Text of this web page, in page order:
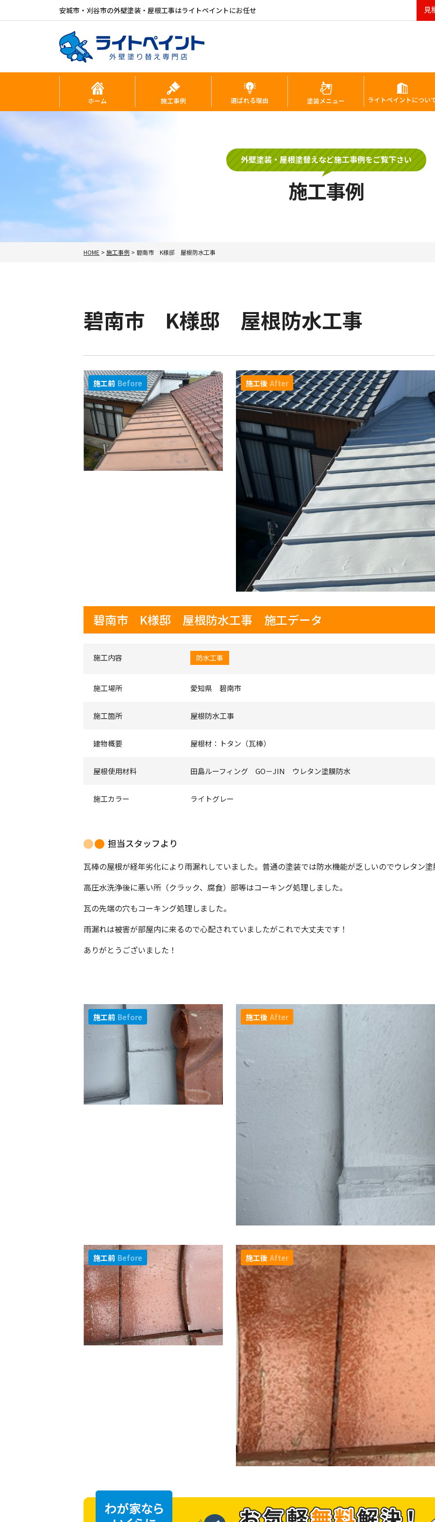
安城市・刈谷市の外壁塗装・屋根工事はライトペイントにお任せ 見
ホーム 施工事例 選ばれる理由 塗装メニュー ライトペイントについ
施工事例
外壁塗装・屋根塗替えなど施工事例をご覧下さい
HOME > 施工事例 > 碧南市 K様邸 屋根防水工事
碧南市 K様邸 屋根防水工事
施工後 After
施工前 Before
碧南市 K様邸 屋根防水工事 施工データ
施工内容 防水工事
施工場所 愛知県 碧南市
施工箇所 屋根防水工事
建物概要 屋根材：トタン（瓦棒）
屋根使用材料 田島ルーフィング GO－JIN ウレタン塗膜防水
施工カラー ライトグレー
担当スタッフより
瓦棒の屋根が経年劣化により雨漏れしていました。普通の塗装では防水機能が乏しいのでウレタン塗
高圧水洗浄後に悪い所（クラック、腐食）部等はコーキング処理しました。
瓦の先端の穴もコーキング処理しました。
雨漏れは被害が部屋内に来るので心配されていましたがこれで大丈夫です！
ありがとうございました！
施工前 Before 施工後 After
施工前 Before 施工後 After